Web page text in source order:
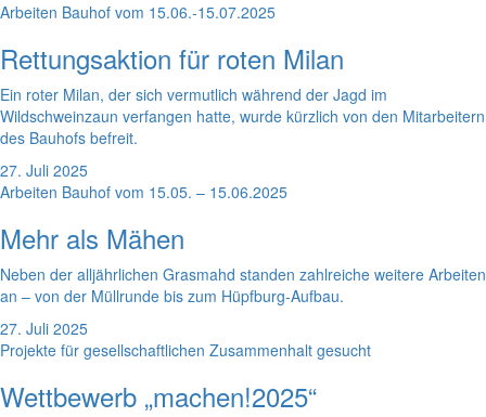
Arbeiten Bauhof vom 15.06.-15.07.2025
Rettungsaktion für roten Milan
Ein roter Milan, der sich vermutlich während der Jagd im
Wildschweinzaun verfangen hatte, wurde kürzlich von den Mitarbeitern
des Bauhofs befreit.
27. Juli 2025
Arbeiten Bauhof vom 15.05. – 15.06.2025
Mehr als Mähen
Neben der alljährlichen Grasmahd standen zahlreiche weitere Arbeiten
an – von der Müllrunde bis zum Hüpfburg-Aufbau.
27. Juli 2025
Projekte für gesellschaftlichen Zusammenhalt gesucht
Wettbewerb „machen!2025“